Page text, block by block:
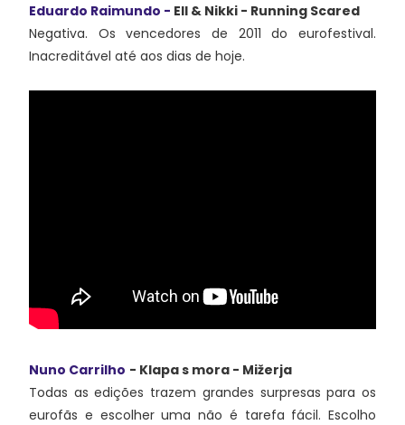
Eduardo Raimundo - Ell & Nikki - Running Scared
Negativa. Os vencedores de 2011 do eurofestival.
Inacreditável até aos dias de hoje.
Nuno Carrilho - Klapa s mora - Mižerja
Todas as edições trazem grandes surpresas para os
eurofãs e escolher uma não é tarefa fácil. Escolho